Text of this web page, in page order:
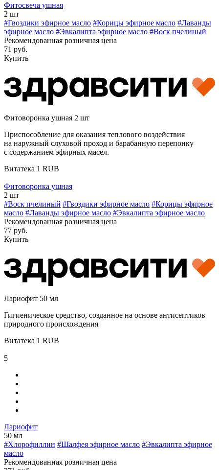
Фитосвеча ушная
2 шт
#Гвоздики эфирное масло #Корицы эфирное масло #Лаванды
эфирное масло #Эвкалипта эфирное масло #Воск пчелиный
Рекомендованная розничная цена
71 руб.
Купить
Фитоворонка ушная 2 шт
Приспособление для оказания теплового воздействия
на наружный слуховой проход и барабанную перепонку
с содержанием эфирных масел.
Витатека 1 RUB
Фитоворонка ушная
2 шт
#Воск пчелиный #Гвоздики эфирное масло #Корицы эфирное
масло #Лаванды эфирное масло #Эвкалипта эфирное масло
Рекомендованная розничная цена
77 руб.
Купить
Лариофит 50 мл
Гигиеническое средство, созданное на основе антисептиков
природного происхождения
Витатека 1 RUB
5
Лариофит
50 мл
#Хлорофиллин #Шалфея эфирное масло #Эвкалипта эфирное
масло
Рекомендованная розничная цена